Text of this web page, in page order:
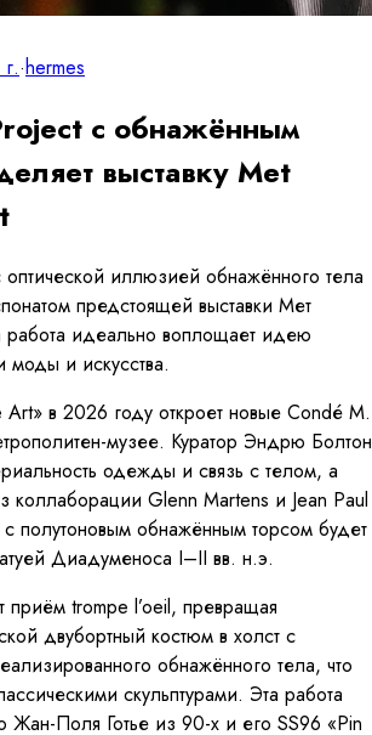
·hermes
с обнажённым
выставку Met
иллюзией обнажённого тела
предстоящей выставки Мет
работа идеально воплощает идею
моды и искусства.
Art» в 2026 году откроет новые Condé M.
музее. Куратор Эндрю Болтон
одежды и связь с телом, а
коллаборации Glenn Martens и Jean Paul
полутоновым обнажённым торсом будет
Диадуменоса I–II вв. н.э.
приём trompe l’oeil, превращая
двубортный костюм в холст с
обнажённого тела, что
скульптурами. Эта работа
Поля Готье из 90-х и его SS96 «Pin